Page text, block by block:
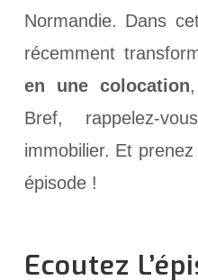
Normandie. Dans
récemment
en une colocation
Bref, rappelez-
immobilier. Et
épisode !
Ecoutez